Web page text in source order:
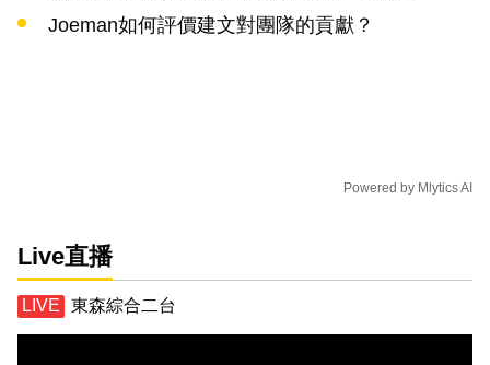
Joeman如何評價建文對團隊的貢獻？
Powered by Mlytics AI
Live直播
東森綜合二台